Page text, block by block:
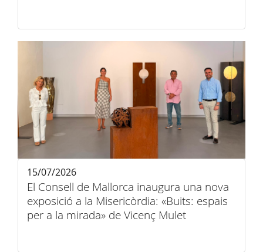
El Consell de Mallorca inaugura una nova
exposició a la Misericòrdia: «Buits: espais
per a la mirada» de Vicenç Mulet
15/07/2026